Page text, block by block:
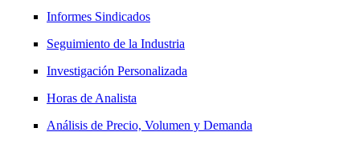
Informes Sindicados
Seguimiento de la Industria
Investigación Personalizada
Horas de Analista
Análisis de Precio, Volumen y Demanda